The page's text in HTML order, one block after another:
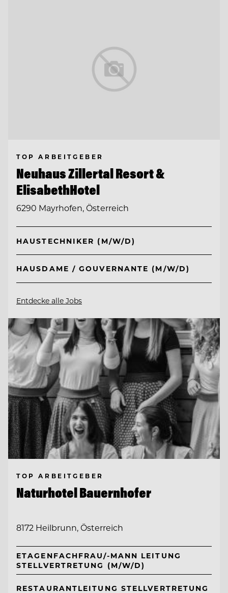
TOP ARBEITGEBER
Neuhaus Zillertal Resort &
ElisabethHotel
6290 Mayrhofen, Österreich
HAUSTECHNIKER (M/W/D)
HAUSDAME / GOUVERNANTE (M/W/D)
Entdecke alle Jobs
TOP ARBEITGEBER
Naturhotel Bauernhofer
8172 Heilbrunn, Österreich
ETAGENFACHFRAU/-MANN LEITUNG
STELLVERTRETUNG (M/W/D)
RESTAURANTLEITUNG STELLVERTRETUNG